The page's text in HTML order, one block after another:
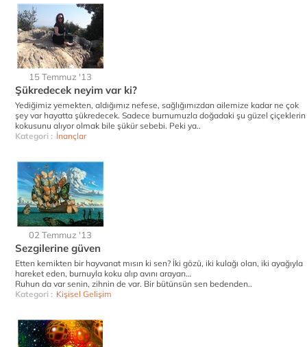
15 Temmuz '13
Şükredecek neyim var ki?
Yediğimiz yemekten, aldığımız nefese, sağlığımızdan ailemize kadar ne çok
şey var hayatta şükredecek. Sadece burnumuzla doğadaki şu güzel çiçeklerin
kokusunu alıyor olmak bile şükür sebebi. Peki ya..
Kategori : İnançlar
02 Temmuz '13
Sezgilerine güven
Etten kemikten bir hayvanat mısın ki sen? İki gözü, iki kulağı olan, iki ayağıyla
hareket eden, burnuyla koku alıp avını arayan…
Ruhun da var senin, zihnin de var. Bir bütünsün sen bedenden..
Kategori : Kişisel Gelişim